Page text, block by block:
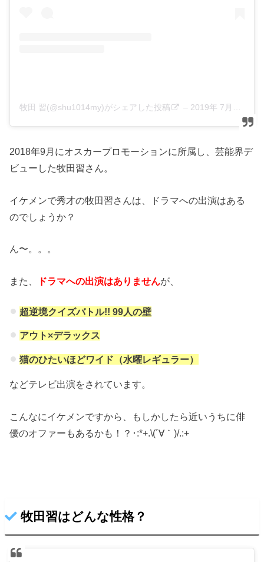
牧田 習(@shu1014my)がシェアした投稿 – 2019年 7月月2日午前5時48分PDT
2018年9月にオスカープロモーションに所属し、芸能界デ
ビューした牧田習さん。
イケメンで秀才の牧田習さんは、ドラマへの出演はある
のでしょうか？
ん〜。。。
また、 ドラマへの出演はありませんが、
超逆境クイズバトル!! 99人の壁
アウト×デラックス
猫のひたいほどワイド（水曜レギュラー）
などテレビ出演をされています。
こんなにイケメンですから、もしかしたら近いうちに俳
優のオファーもあるかも！？･:*+.\(´∀｀)/.:+
牧田習はどんな性格？